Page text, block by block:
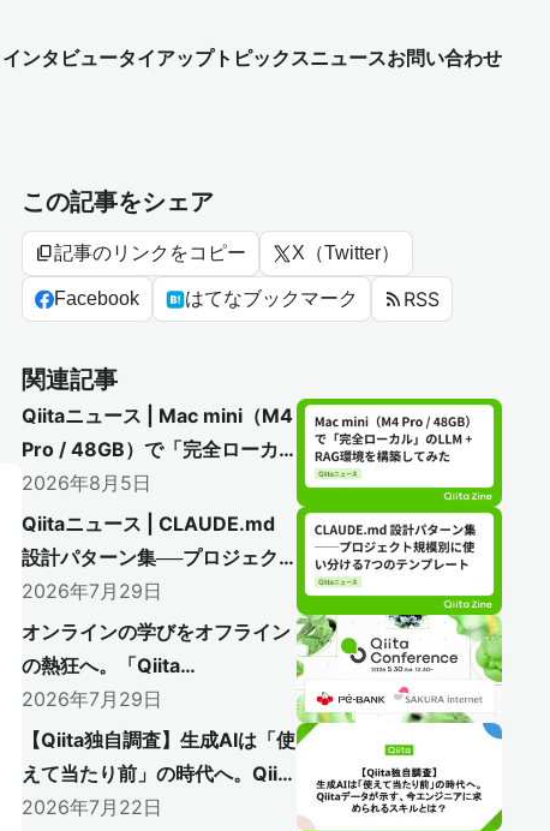
インタビュータイアップトピックスニュースお問い合わせ
この記事をシェア
content_copy記事のリンクをコピー X（Twitter）
Facebook はてなブックマーク rss_feed RSS
関連記事
Qiitaニュース | Mac mini（M4
Pro / 48GB）で「完全ローカ
ル」のLLM + RAG環境を構築
してみた
2026年8月5日
Qiitaニュース | CLAUDE.md
設計パターン集──プロジェク
ト規模別に使い分ける7つのテ
ンプレート
2026年7月29日
オンラインの学びをオフライン
の熱狂へ。「Qiita
Conference 2026」で初のア
フターイベント開催レポート
〜AI時代のエンジニアリングを語り尽
くした熱い1日をレポート〜
2026年7月29日
【Qiita独自調査】生成AIは「使
えて当たり前」の時代へ。Qiita
データが示す、今エンジニアに
2026年7月22日